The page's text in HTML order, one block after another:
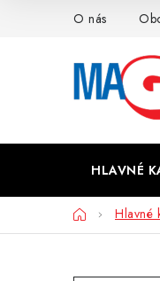
O nás
HLAVNÉ
DomovHlavné